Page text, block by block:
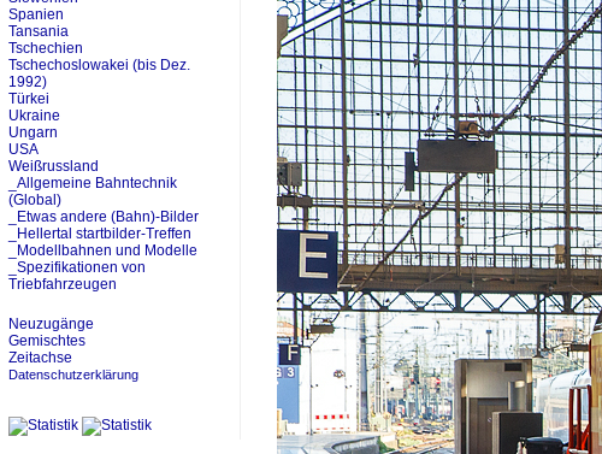
Spanien
Tansania
Tschechien
Tschechoslowakei (bis Dez.
1992)
Türkei
Ukraine
Ungarn
USA
Weißrussland
_Allgemeine Bahntechnik
(Global)
_Etwas andere (Bahn)-Bilder
_Hellertal startbilder-Treffen
_Modellbahnen und Modelle
_Spezifikationen von
Triebfahrzeugen
Neuzugänge
Gemischtes
Zeitachse
Datenschutzerklärung